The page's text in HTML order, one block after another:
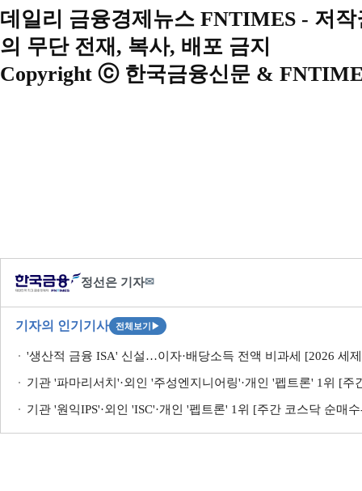
데일리 금융경제뉴스 FNTIMES - 저
의 무단 전재, 복사, 배포 금지
Copyright ⓒ 한국금융신문 &
정선은 기자✉
기자의 인기기사 전체보기 ▶
'생산적 금융 ISA' 신설…이자·배당소득 전액 비과세 [2026 세
기관 '파마리서치'·외인 '주성엔지니어링'·개인 '펩트론' 1위 [주간
기관 '원익IPS'·외인 'ISC'·개인 '펩트론' 1위 [주간 코스닥 순매